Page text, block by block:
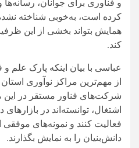
عمومی‌ها تأکید کرد و افزود:
نگاهی یکسان در کنار همه
مجوز فعالیت می‌کنیم و هیچ
و خوشبختانه امسال
فعالیت‌های علمی و حرفه‌ای
به گزارش ایرنا، در نهایت، این
خبر و تکنولوژی است تا
هرمزگان به فعلیت برسد. تلاقیِ
توانمندی‌های فناورانه،
فعالان رسانه‌ای استان ترسیم